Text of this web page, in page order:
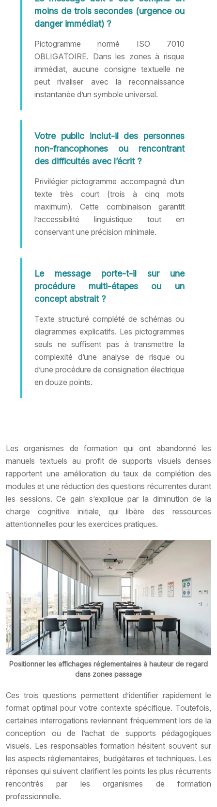
moins de trois secondes (urgence ou
danger immédiat) ?
Pictogramme normé ISO 7010
OBLIGATOIRE. Dans les zones à risque
immédiat, aucune consigne textuelle ne
peut rivaliser avec la reconnaissance
instantanée d’un symbole universel.
Votre public inclut-il des personnes
non-francophones ou rencontrant
des difficultés avec l’écrit ?
Privilégier pictogramme accompagné d’un
texte très court (trois à cinq mots
maximum). Cette combinaison garantit
l’accessibilité linguistique tout en
conservant une précision minimale.
Le message porte-t-il sur une
procédure multi-étapes ou un
concept abstrait ?
Texte structuré complété de schémas ou
diagrammes explicatifs. Les pictogrammes
seuls ne suffisent pas à transmettre la
complexité d’une analyse de risque ou
d’une procédure de consignation électrique
en douze points.
Les organismes de formation qui ont abandonné les
manuels textuels au profit de supports visuels denses
rapportent une amélioration du taux de complétion des
modules et une réduction des questions récurrentes durant
les sessions. Ce gain s’explique par la diminution de la
charge cognitive initiale, qui libère des ressources
attentionnelles pour les exercices pratiques.
Positionner les affichages réglementaires à hauteur de regard
dans zones passage
Ces trois questions permettent d’identifier rapidement le
format optimal pour votre contexte spécifique. Toutefois,
certaines interrogations reviennent fréquemment lors de la
conception ou de l’achat de supports pédagogiques
visuels. Les responsables formation hésitent souvent sur
les aspects réglementaires, budgétaires et techniques. Les
réponses qui suivent clarifient les points les plus récurrents
rencontrés par les organismes de formation
professionnelle.